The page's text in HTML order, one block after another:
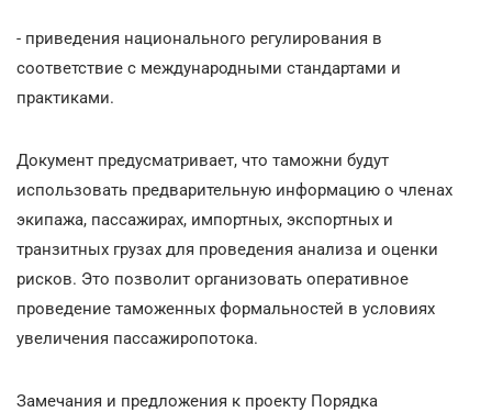
- приведения национального регулирования в
соответствие с международными стандартами и
практиками.
Документ предусматривает, что таможни будут
использовать предварительную информацию о членах
экипажа, пассажирах, импортных, экспортных и
транзитных грузах для проведения анализа и оценки
рисков. Это позволит организовать оперативное
проведение таможенных формальностей в условиях
увеличения пассажиропотока.
Замечания и предложения к проекту Порядка